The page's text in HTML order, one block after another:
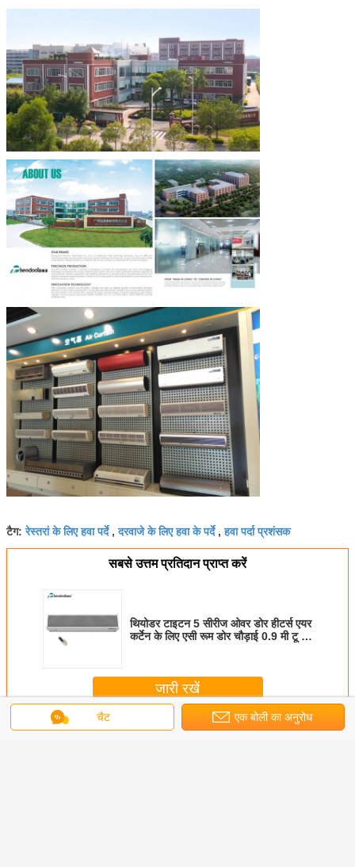
टैग:रेस्तरां के लिए हवा पर्दे,दरवाजे के लिए हवा के पर्दे,हवा पर्दा प्रशंसक
सबसे उत्तम प्रतिदान प्राप्त करें
थियोडर टाइटन 5 सीरीज ओवर डोर हीटर्स एयर
कर्टेन के लिए एसी रूम डोर चौड़ाई 0.9 मी टू 2
जारी रखें
अधिकTheodoor एयर परदा
चैट एक बोली का अनुरोध